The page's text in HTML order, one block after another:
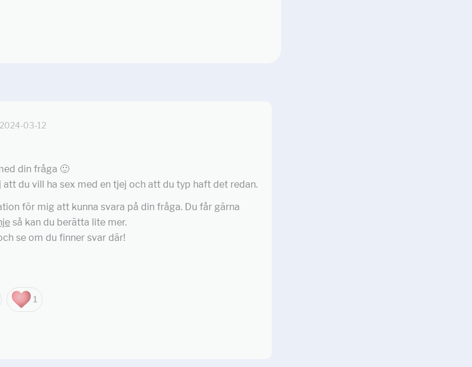
2024-03-12
din fråga 🙂
du vill ha sex med en tjej och att du typ haft det redan.
för mig att kunna svara på din fråga. Du får gärna
så kan du berätta lite mer.
se om du finner svar där!
1